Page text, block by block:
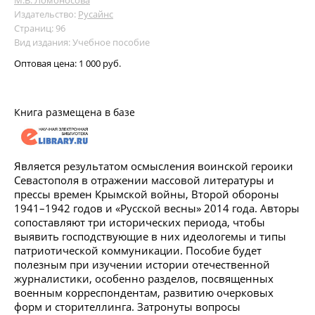
Издательство: Русайнс
Страниц: 96
Вид издания: Учебное пособие
Оптовая цена: 1 000 руб.
Книга размещена в базе
Является результатом осмысления воинской героики
Севастополя в отражении массовой литературы и
прессы времен Крымской войны, Второй обороны
1941–1942 годов и «Русской весны» 2014 года. Авторы
сопоставляют три исторических периода, чтобы
выявить господствующие в них идеологемы и типы
патриотической коммуникации. Пособие будет
полезным при изучении истории отечественной
журналистики, особенно разделов, посвященных
военным корреспондентам, развитию очерковых
форм и сторителлинга. Затронуты вопросы